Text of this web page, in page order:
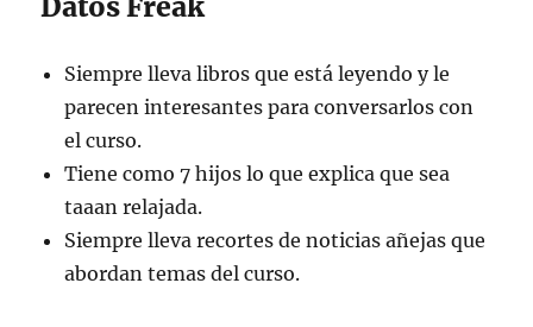
Siempre lleva libros que está leyendo y le
parecen interesantes para conversarlos con
el curso.
Tiene como 7 hijos lo que explica que sea
taaan relajada.
Siempre lleva recortes de noticias añejas que
abordan temas del curso.